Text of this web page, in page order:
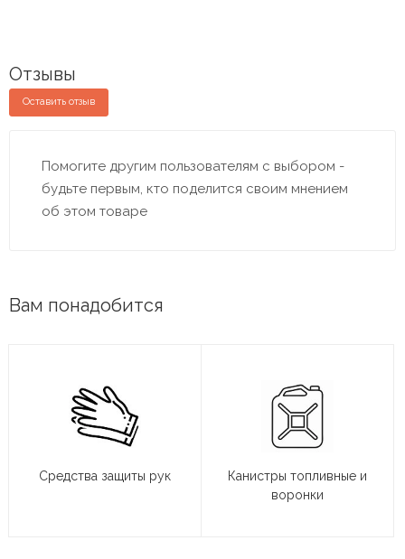
Отзывы
Оставить отзыв
Помогите другим пользователям с выбором -
будьте первым, кто поделится своим мнением
об этом товаре
Вам понадобится
Средства защиты рук
Канистры топливные и
воронки